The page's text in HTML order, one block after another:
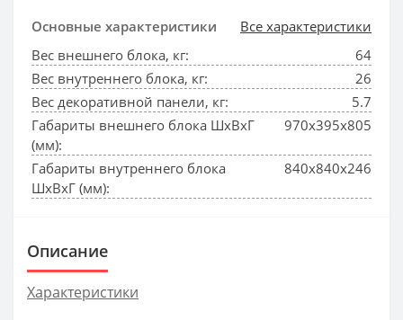
Основные характеристики
Все характеристики
Вес внешнего блока, кг:
64
Вес внутреннего блока, кг:
26
Вес декоративной панели, кг:
5.7
Габариты внешнего блока ШхВхГ
(мм):
970x395x805
Габариты внутреннего блока
ШхВхГ (мм):
840x840x246
Описание
Характеристики